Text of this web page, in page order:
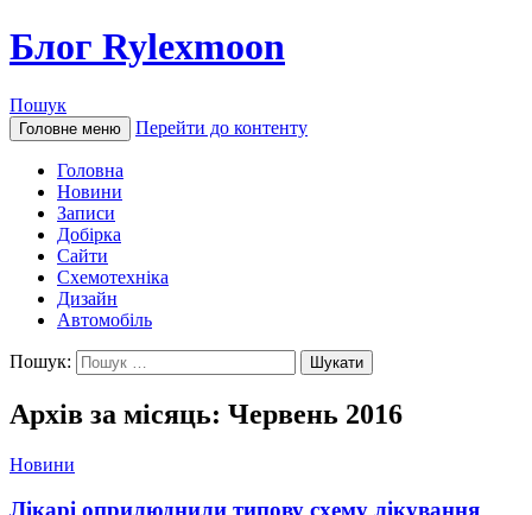
Блог Rylexmoon
Пошук
Головне меню Перейти до контенту
Головна
Новини
Записи
Добірка
Сайти
Схемотехніка
Дизайн
Автомобіль
Пошук:
Архів за місяць: Червень 2016
Новини